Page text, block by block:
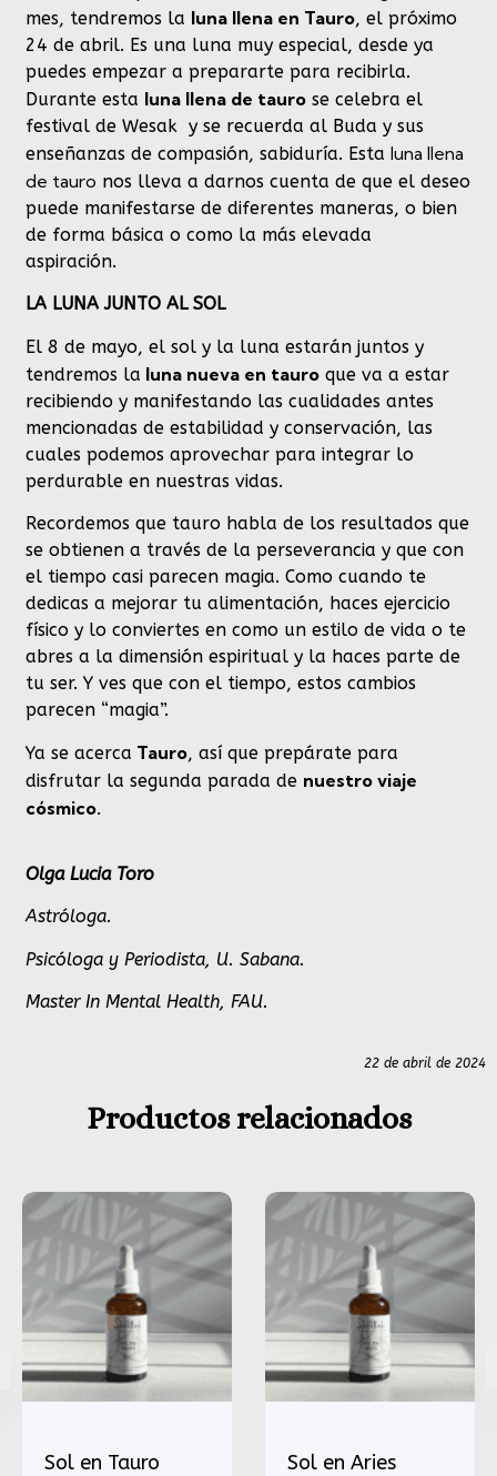
mes, tendremos la luna llena en Tauro, el próximo
24 de abril. Es una luna muy especial, desde ya
puedes empezar a prepararte para recibirla.
Durante esta luna llena de taurose celebra el
festival de Wesak y se recuerda al Buda y sus
enseñanzas de compasión, sabiduría. Esta luna llena
de tauro nos lleva a darnos cuenta de que el deseo
puede manifestarse de diferentes maneras, o bien
de forma básica o como la más elevada
aspiración.
LA LUNA JUNTO AL SOL
El 8 de mayo, el sol y la luna estarán juntos y
tendremos la luna nueva en tauroque va a estar
recibiendo y manifestando las cualidades antes
mencionadas de estabilidad y conservación, las
cuales podemos aprovechar para integrar lo
perdurable en nuestras vidas.
Recordemos que tauro habla de los resultados que
se obtienen a través de la perseverancia y que con
el tiempo casi parecen magia. Como cuando te
dedicas a mejorar tu alimentación, haces ejercicio
físico y lo conviertes en como un estilo de vida o te
abres a la dimensión espiritual y la haces parte de
tu ser. Y ves que con el tiempo, estos cambios
parecen “magia”.
Ya se acerca Tauro, así que prepárate para
disfrutar la segunda parada de nuestro viaje
cósmico.
Olga Lucia Toro
Astróloga.
Psicóloga y Periodista, U. Sabana.
Master In Mental Health, FAU.
22 de abril de 2024
Productos relacionados
Sol en Tauro Sol en Aries